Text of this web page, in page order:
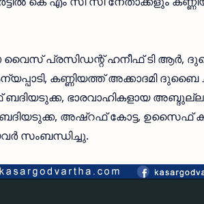
വൈസ് പ്രസിഡന്റ് ഹനീഫ് ടി ആര്‍,
കണ്ണിയത്ത് അക്കാദമി ദുബൈ
ഭാരവാഹികളായ
അഷ്‌റഫ് കോട്ട, ഉസൈഫ്
സംബന്ധിച്ചു.